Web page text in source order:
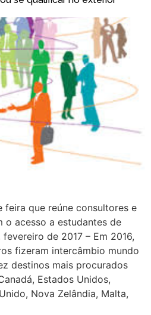
feira que reúne consultores e
o acesso a estudantes de
de 2017 – Em 2016,
fizeram intercâmbio mundo
destinos mais procurados
Estados Unidos,
Nova Zelândia, Malta,